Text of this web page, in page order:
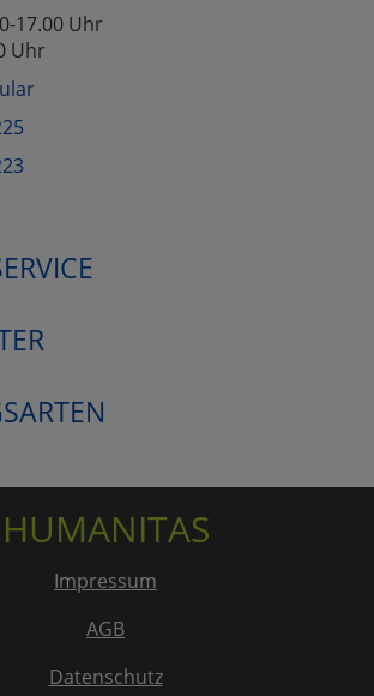
17.00 Uhr
Uhr
HUMANITAS
Impressum
AGB
Datenschutz